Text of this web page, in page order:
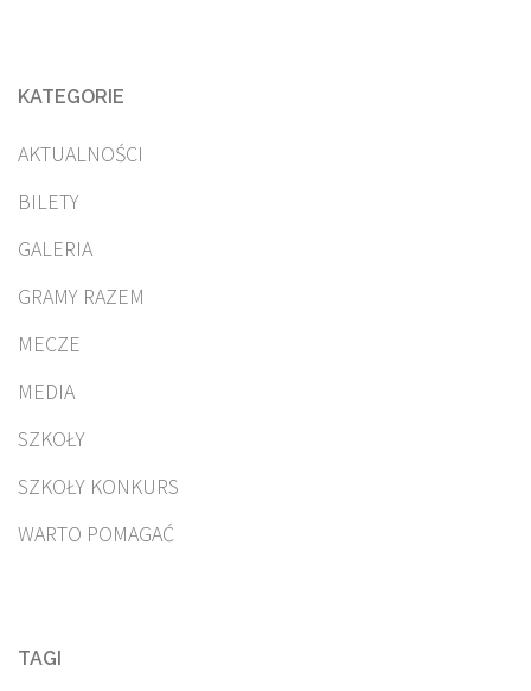
KATEGORIE
AKTUALNOŚCI
BILETY
GALERIA
GRAMY RAZEM
MECZE
MEDIA
SZKOŁY
SZKOŁY KONKURS
WARTO POMAGAĆ
TAGI